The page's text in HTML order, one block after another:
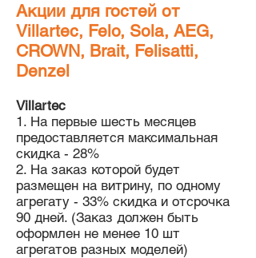
Акции для гостей от
Villartec, Felo, Sola, AEG,
CROWN, Brait, Felisatti,
Denzel
Villartec
1. На первые шесть месяцев
предоставляется максимальная
скидка - 28%
2. На заказ которой будет
размещен на витрину, по одному
агрегату - 33% скидка и отсрочка
90 дней. (Заказ должен быть
оформлен не менее 10 шт
агрегатов разных моделей)